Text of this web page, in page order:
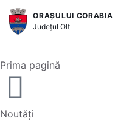
ORAȘULUI CORABIA
JudețulOlt
Prima pagină
Noutăți